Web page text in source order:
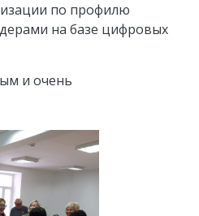
по профилю
на базе цифровых
и очень